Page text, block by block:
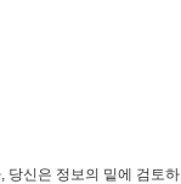
신은 정보의 밑에 검토